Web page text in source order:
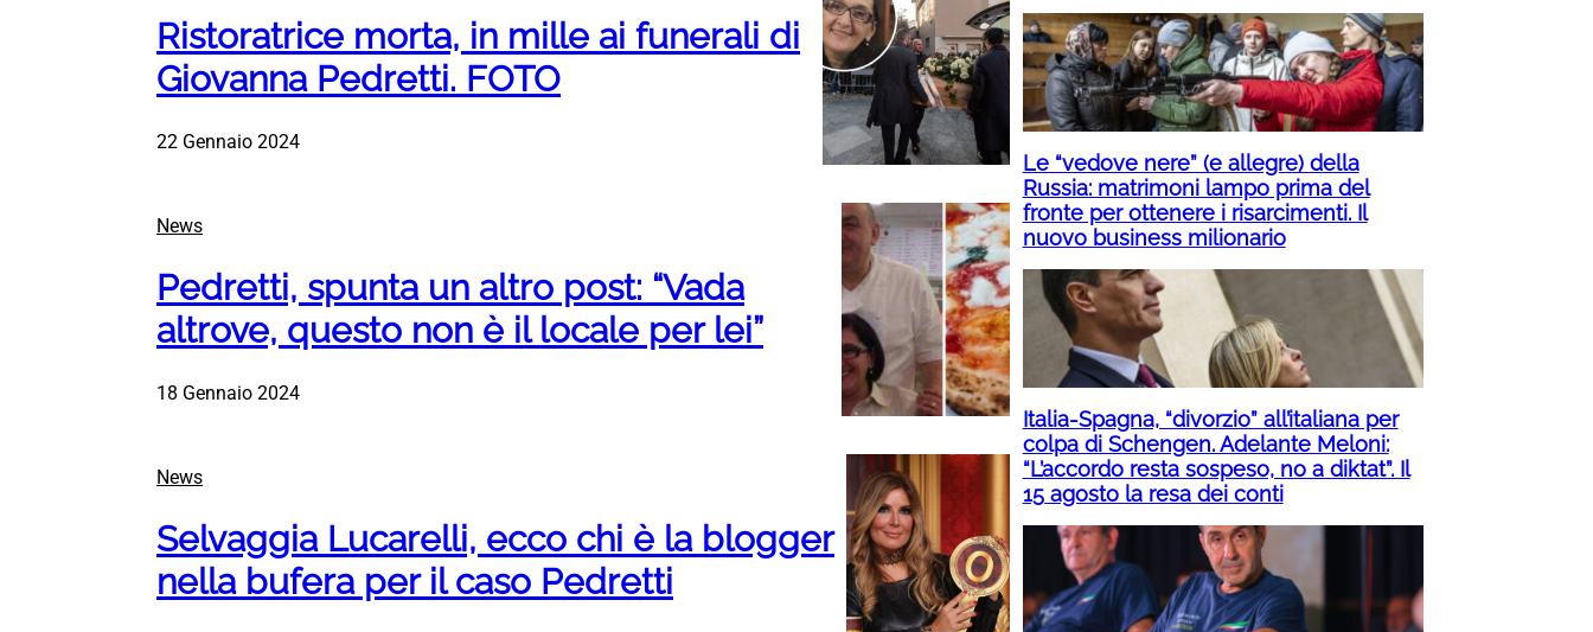
Ristoratrice morta, in mille ai funerali di
Giovanna Pedretti. FOTO
22 Gennaio 2024
News
Pedretti, spunta un altro post: “Vada
altrove, questo non è il locale per lei”
18 Gennaio 2024
News
Selvaggia Lucarelli, ecco chi è la blogger
nella bufera per il caso Pedretti
Le “vedove nere” (e allegre) della
Russia: matrimoni lampo prima del
fronte per ottenere i risarcimenti. Il
nuovo business milionario
Italia-Spagna, “divorzio” all’italiana per
colpa di Schengen. Adelante Meloni:
“L’accordo resta sospeso, no a diktat”. Il
15 agosto la resa dei conti